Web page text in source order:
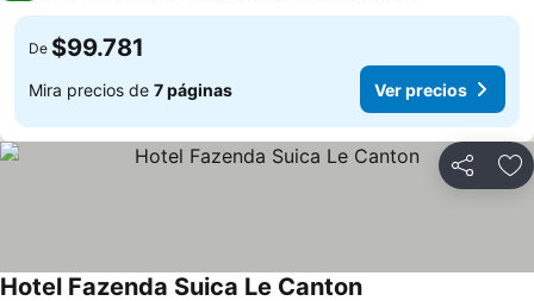
De $99.781
Mira precios de 7 páginas Ver precios
Compartir
Hotel Fazenda Suica Le Canton